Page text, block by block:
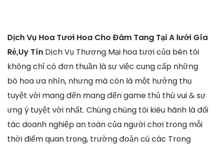
Dịch Vụ Hoa Tươi Hoa Cho Đám Tang Tại A lưới Gía
Rẻ,Uy Tín Dịch Vụ Thương Mại hoa tươi của bên tôi
không chỉ có đơn thuần là sự việc cung cấp những
bó hoa ưa nhìn, nhưng mà còn là một hưởng thụ
tuyệt vời mang đến mang đến game thủ thú vui & sự
ưng ý tuyệt vời nhất. Chúng chúng tôi kiêu hãnh là đối
tác doanh nghiệp an toàn của người chơi trong mỗi
thời điểm quan trọng, trường đoản cú các Trong